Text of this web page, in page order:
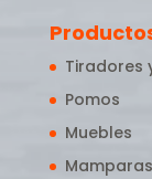
Tiradores
Pomos
Muebles
Mamparas